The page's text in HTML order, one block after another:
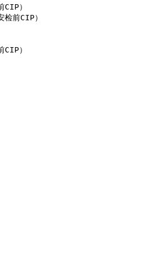
CIP）
检前CIP）
CIP）